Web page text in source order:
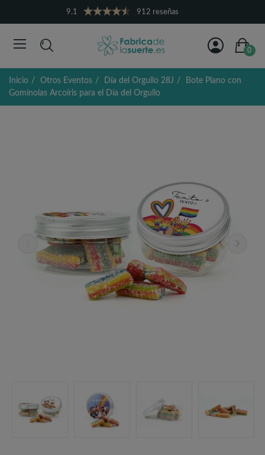
9.1 912 reseñas
0
Inicio Otros Eventos Día del Orgullo 28J
Bote Plano con
Gominolas Arcoíris para el Día del Orgullo